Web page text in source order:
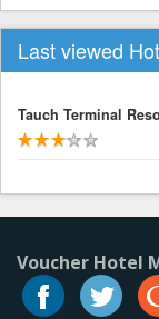
Last viewed
Tauch Terminal
Voucher Hotel